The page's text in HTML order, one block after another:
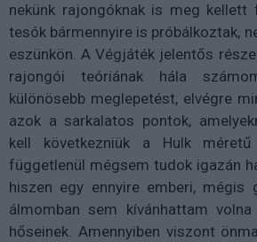
nekünk rajongóknak is meg kellett
tesók bármennyire is próbálkoztak,
eszünkön. A Végjáték jelentős
rajongói teóriának hála
különösebb meglepetést, elvégre
azok a sarkalatos pontok,
kell következniük a Hulk
függetlenül mégsem tudok igazán
hiszen egy ennyire emberi, mégis
álmomban sem kívánhattam
hőseinek. Amennyiben viszont